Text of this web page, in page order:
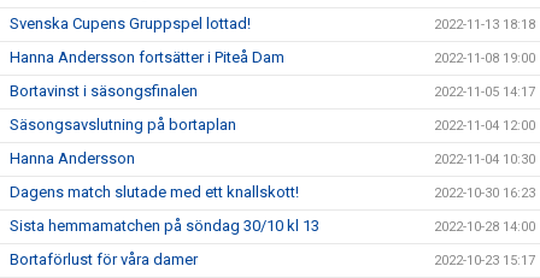
Svenska Cupens Gruppspel lottad! 2022-11-13 18:18
Hanna Andersson fortsätter i Piteå Dam 2022-11-08 19:00
Bortavinst i säsongsfinalen 2022-11-05 14:17
Säsongsavslutning på bortaplan 2022-11-04 12:00
Hanna Andersson 2022-11-04 10:30
Dagens match slutade med ett knallskott! 2022-10-30 16:23
Sista hemmamatchen på söndag 30/10 kl 13 2022-10-28 14:00
Bortaförlust för våra damer 2022-10-23 15:17